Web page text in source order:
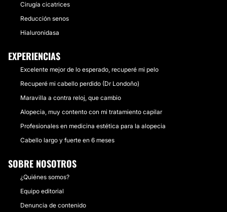
Cirugía cicatrices
Reducción senos
Hialuronidasa
EXPERIENCIAS
Excelente mejor de lo esperado, recuperé mi pelo
Recuperé mi cabello perdido (Dr Londoño)
Maravilla a contra reloj, que cambio
Alopecia, muy contento con mi tratamiento capilar
Profesionales en medicina estética para la alopecia
Cabello largo y fuerte en 6 meses
SOBRE NOSOTROS
¿Quiénes somos?
Equipo editorial
Denuncia de contenido